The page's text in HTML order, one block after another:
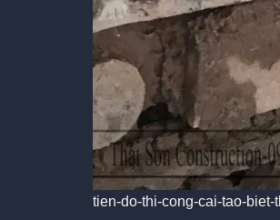
tien-do-thi-cong-cai-tao-